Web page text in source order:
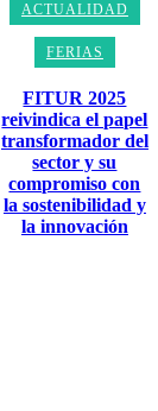
ACTUALIDAD
FERIAS
FITUR 2025
reivindica el papel
transformador del
sector y su
compromiso con
la sostenibilidad y
la innovación